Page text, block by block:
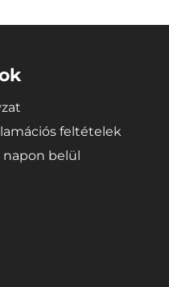
feltételek
napon belül